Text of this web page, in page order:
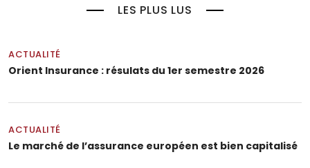
LES PLUS LUS
ACTUALITÉ
Orient Insurance : résulats du 1er semestre 2026
ACTUALITÉ
Le marché de l’assurance européen est bien capitalisé